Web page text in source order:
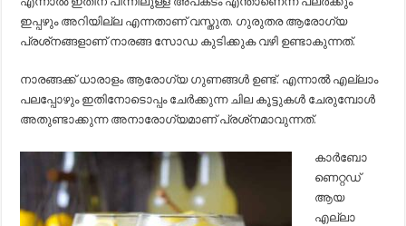
ഇപ്പഴും അറിയില്ല എന്നതാണ് വസ്തുത. ഗുരുതര ആരോഗ്യ
പ്രശ്‌നങ്ങളാണ് നാരങ്ങ സോഡ കുടിക്കുക വഴി ഉണ്ടാകുന്നത്.
നാരങ്ങക്ക് ധാരാളം ആരോഗ്യ ഗുണങ്ങള്‍ ഉണ്ട്. എന്നാല്‍ എല്ലാം
പലപ്പോഴും ഇതിനോടൊപ്പം ചേര്‍ക്കുന്ന ചില കൂട്ടുകള്‍ ചേരുമ്പോള്‍
അതുണ്ടാക്കുന്ന അനാരോഗ്യമാണ് പ്രശ്‌നമാവുന്നത്.
കാര്‍ബോ
ണെറ്റഡ്
ആയ
എല്ലാ